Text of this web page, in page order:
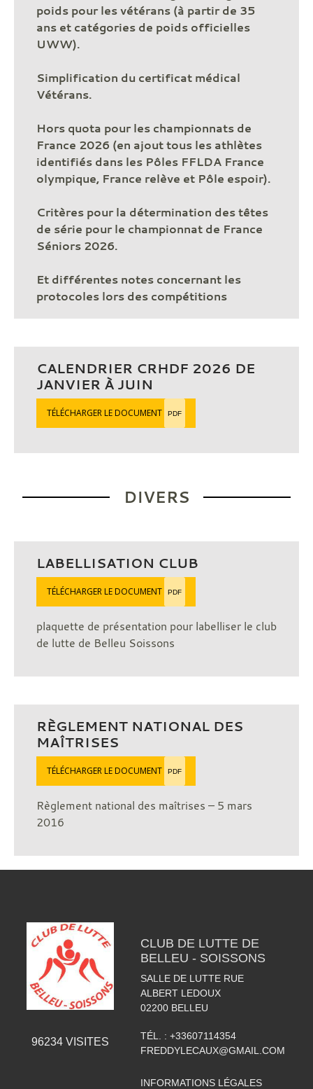
poids pour les vétérans (à partir de 35
ans et catégories de poids officielles
UWW).
Simplification du certificat médical
Vétérans.
Hors quota pour les championnats de
France 2026 (en ajout tous les athlètes
identifiés dans les Pôles FFLDA France
olympique, France relève et Pôle espoir).
Critères pour la détermination des têtes
de série pour le championnat de France
Séniors 2026.
Et différentes notes concernant les
protocoles lors des compétitions
CALENDRIER CRHDF 2026 DE
JANVIER À JUIN
TÉLÉCHARGER LE DOCUMENT PDF
DIVERS
LABELLISATION CLUB
TÉLÉCHARGER LE DOCUMENT PDF
plaquette de présentation pour labelliser le club
de lutte de Belleu Soissons
RÈGLEMENT NATIONAL DES
MAÎTRISES
TÉLÉCHARGER LE DOCUMENT PDF
Règlement national des maîtrises – 5 mars
2016
96234VISITES
CLUB DE LUTTE DE
BELLEU - SOISSONS
SALLE DE LUTTE RUE
ALBERT LEDOUX
02200 BELLEU
TÉL. : +33607114354
FREDDYLECAUX@GMAIL.COM
INFORMATIONS LÉGALES